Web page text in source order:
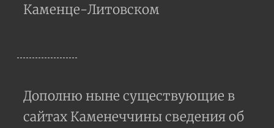
Каменце-Литовском
Дополню ныне существующие в
сайтах Каменеччины сведения об